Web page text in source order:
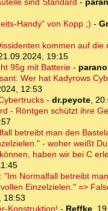
sind Standard -
Handy" von Kopp ;) -
kommen auf die
19:15
95g mit Batterie-
Wer hat Kadyrows
12:53
- dr.peyote,
- Röntgen schützt ihre
betreibt man den
- woher weißt
haben wir bei C
"Im Normalfall betreibt
Einzelzielen." =>
18:53
Konstruktion! - Reffke,